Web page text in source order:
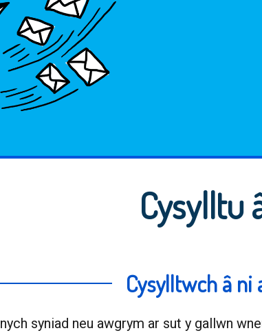
Cysylltu
Cysylltwch â ni
syniad neu awgrym ar sut y gallwn